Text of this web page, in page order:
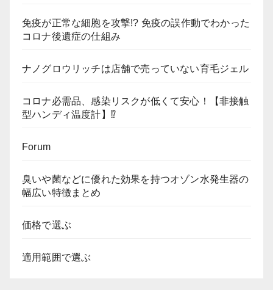
免疫が正常な細胞を攻撃!? 免疫の誤作動でわかった
コロナ後遺症の仕組み
ナノグロウリッチは店舗で売っていない育毛ジェル
コロナ必需品、感染リスクが低くて安心！【非接触
型ハンディ温度計】⁉
Forum
臭いや菌などに優れた効果を持つオゾン水発生器の
幅広い特徴まとめ
価格で選ぶ
適用範囲で選ぶ